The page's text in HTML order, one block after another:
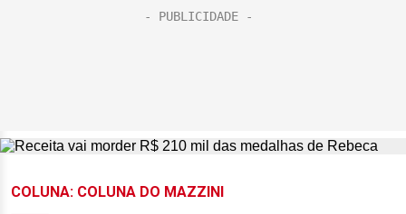
COLUNA: COLUNA DO MAZZINI